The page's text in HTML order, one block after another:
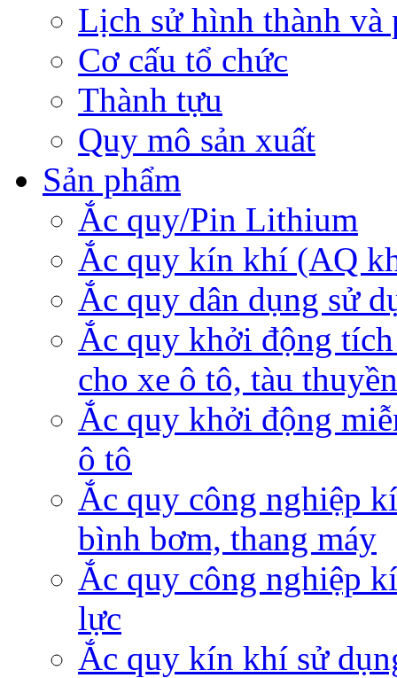
Lịch sử hình thành và
Cơ cấu tổ chức
Thành tựu
Quy mô sản xuất
Sản phẩm
Ắc quy/Pin Lithium
Ắc quy kín khí (AQ
Ắc quy dân dụng sử
Ắc quy khởi động
cho xe ô tô, tàu thuyền
Ắc quy khởi động
ô tô
Ắc quy công nghiệp
bình bơm, thang máy
Ắc quy công nghiệp
lực
Ắc quy kín khí sử